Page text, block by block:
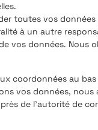
toutes vos données
à un autre
vos données. Nous
coordonnées au
vos données, nous
de l’autorité de